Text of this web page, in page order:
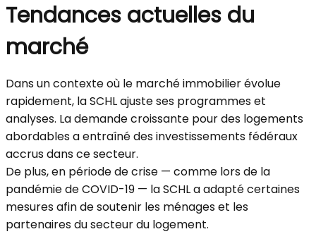
Tendances actuelles du
marché
Dans un contexte où le marché immobilier évolue
rapidement, la SCHL ajuste ses programmes et
analyses. La demande croissante pour des logements
abordables a entraîné des investissements fédéraux
accrus dans ce secteur.
De plus, en période de crise — comme lors de la
pandémie de COVID-19 — la SCHL a adapté certaines
mesures afin de soutenir les ménages et les
partenaires du secteur du logement.